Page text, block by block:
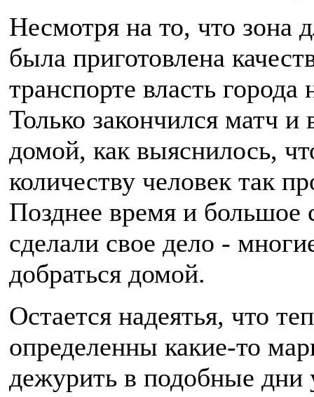
Несмотря на то, что зона
была приготовлена
транспорте власть города
Только закончился матч и
домой, как выяснилось,
количеству человек так
Позднее время и большое
сделали свое дело -
добраться домой.
Остается надеятья, что
определенны какие-то
дежурить в подобные дни